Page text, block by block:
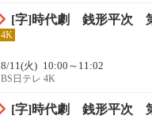
[字]時代劇 銭形平次
4K
8/11(火) 10:00～11:02
BS日テレ 4K
[字]時代劇 銭形平次